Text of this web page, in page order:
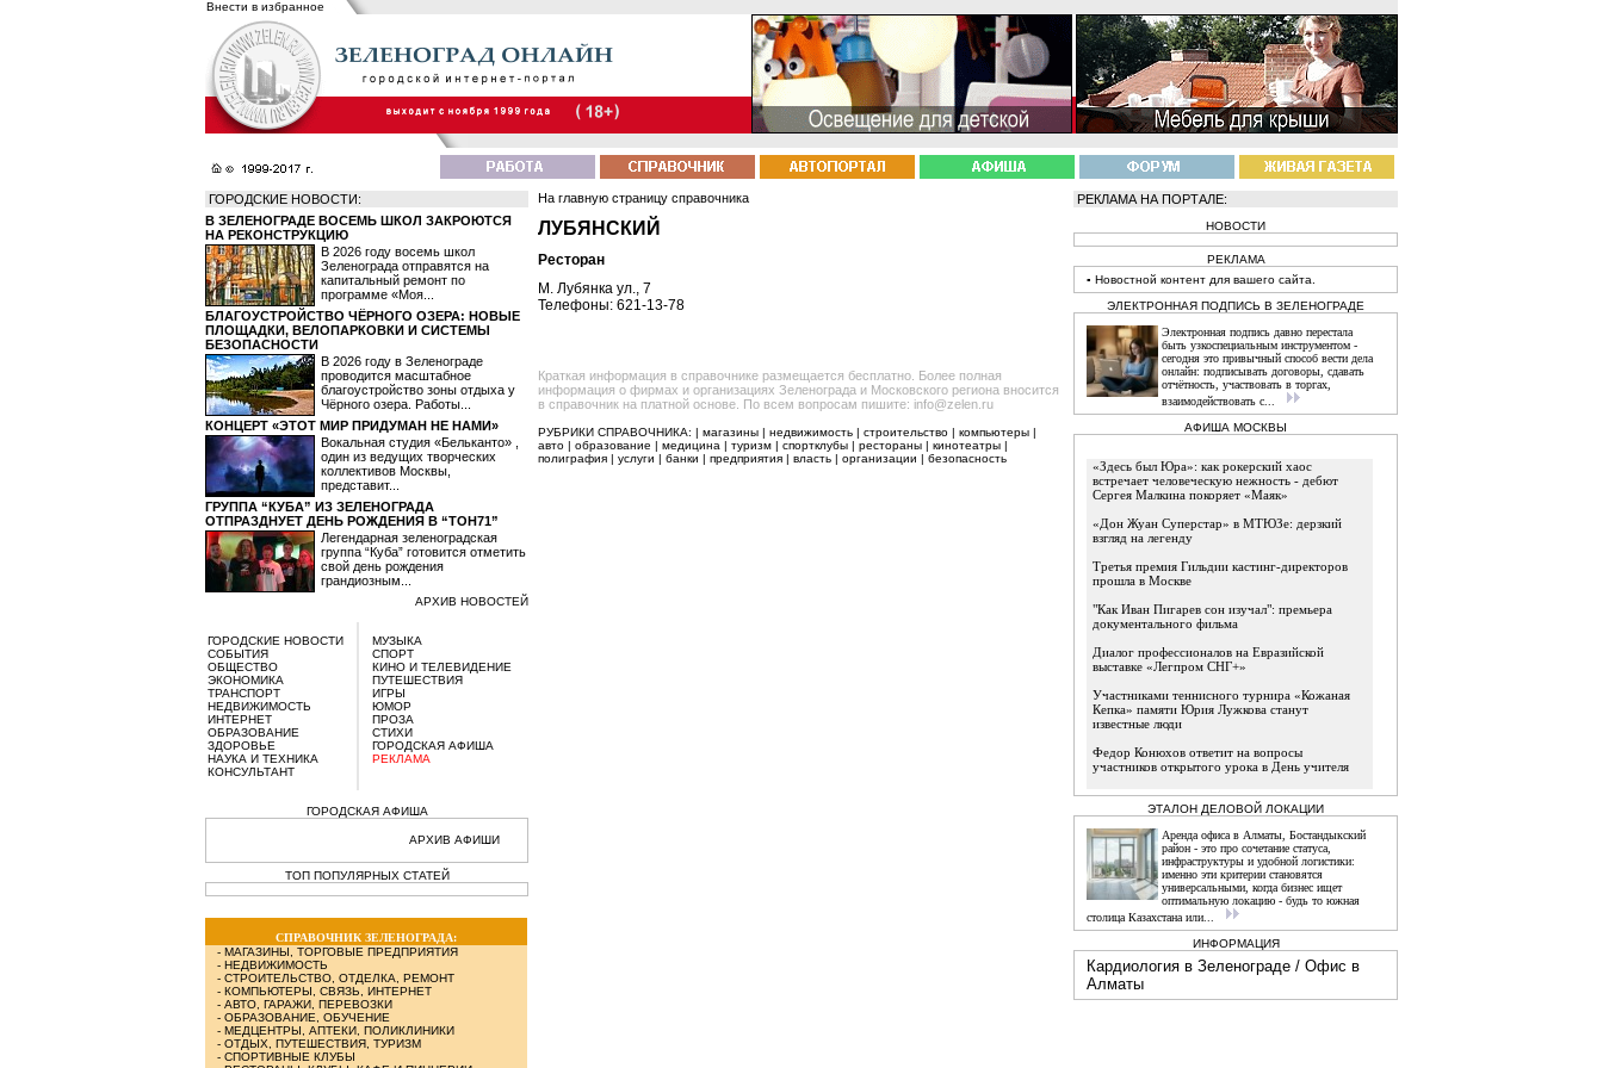
Внести в избранное
ГОРОДСКИЕ НОВОСТИ:
В ЗЕЛЕНОГРАДЕ ВОСЕМЬ ШКОЛ ЗАКРОЮТСЯ
НА РЕКОНСТРУКЦИЮ
В 2026 году восемь школ
Зеленограда отправятся на
капитальный ремонт по
программе «Моя...
БЛАГОУСТРОЙСТВО ЧЁРНОГО ОЗЕРА: НОВЫЕ
ПЛОЩАДКИ, ВЕЛОПАРКОВКИ И СИСТЕМЫ
БЕЗОПАСНОСТИ
В 2026 году в Зеленограде
проводится масштабное
благоустройство зоны отдыха у
Чёрного озера. Работы...
КОНЦЕРТ «ЭТОТ МИР ПРИДУМАН НЕ НАМИ»
Вокальная студия «Бельканто» ,
один из ведущих творческих
коллективов Москвы,
представит...
ГРУППА “КУБА” ИЗ ЗЕЛЕНОГРАДА
ОТПРАЗДНУЕТ ДЕНЬ РОЖДЕНИЯ В “ТОН71”
Легендарная зеленоградская
группа “Куба” готовится отметить
свой день рождения
грандиозным...
АРХИВ НОВОСТЕЙ
ГОРОДСКИЕ НОВОСТИ
СОБЫТИЯ
ОБЩЕСТВО
ЭКОНОМИКА
ТРАНСПОРТ
НЕДВИЖИМОСТЬ
ИНТЕРНЕТ
ОБРАЗОВАНИЕ
ЗДОРОВЬЕ
НАУКА И ТЕХНИКА
КОНСУЛЬТАНТ
МУЗЫКА
СПОРТ
КИНО И ТЕЛЕВИДЕНИЕ
ПУТЕШЕСТВИЯ
ИГРЫ
ЮМОР
ПРОЗА
СТИХИ
ГОРОДСКАЯ АФИША
РЕКЛАМА
ГОРОДСКАЯ АФИША
АРХИВ АФИШИ
ТОП ПОПУЛЯРНЫХ СТАТЕЙ
СПРАВОЧНИК ЗЕЛЕНОГРАДА:
- МАГАЗИНЫ, ТОРГОВЫЕ ПРЕДПРИЯТИЯ
- НЕДВИЖИМОСТЬ
- СТРОИТЕЛЬСТВО, ОТДЕЛКА, РЕМОНТ
- КОМПЬЮТЕРЫ, СВЯЗЬ, ИНТЕРНЕТ
- АВТО, ГАРАЖИ, ПЕРЕВОЗКИ
- ОБРАЗОВАНИЕ, ОБУЧЕНИЕ
- МЕДЦЕНТРЫ, АПТЕКИ, ПОЛИКЛИНИКИ
- ОТДЫХ, ПУТЕШЕСТВИЯ, ТУРИЗМ
- СПОРТИВНЫЕ КЛУБЫ
На главную страницу справочника
ЛУБЯНСКИЙ
Ресторан
М. Лубянка ул., 7
Телефоны: 621-13-78
Краткая информация в справочнике размещается бесплатно. Более полная
информация о фирмах и организациях Зеленограда и Московского региона вносится
в справочник на платной основе. По всем вопросам пишите: info@zelen.ru
РУБРИКИ СПРАВОЧНИКА: | магазины недвижимость строительство компьютеры
авто
образование медицина туризм спортклубы рестораны кинотеатры
полиграфия
услуги банки предприятия власть организации безопасность
РЕКЛАМА НА ПОРТАЛЕ:
НОВОСТИ
РЕКЛАМА
▪ Новостной контент для вашего сайта.
ЭЛЕКТРОННАЯ ПОДПИСЬ В ЗЕЛЕНОГРАДЕ
Электронная подпись давно перестала
быть узкоспециальным инструментом -
сегодня это привычный способ вести дела
онлайн: подписывать договоры, сдавать
отчётность, участвовать в торгах,
взаимодействовать с...
АФИША МОСКВЫ
«Здесь был Юра»: как рокерский хаос
встречает человеческую нежность - дебют
Сергея Малкина покоряет «Маяк»
«Дон Жуан Суперстар» в МТЮЗе: дерзкий
взгляд на легенду
Третья премия Гильдии кастинг-директоров
прошла в Москве
"Как Иван Пигарев сон изучал": премьера
документального фильма
Диалог профессионалов на Евразийской
выставке «Легпром СНГ+»
Участниками теннисного турнира «Кожаная
Кепка» памяти Юрия Лужкова станут
известные люди
Федор Конюхов ответит на вопросы
участников открытого урока в День учителя
ЭТАЛОН ДЕЛОВОЙ ЛОКАЦИИ
Аренда офиса в Алматы, Бостандыкский
район - это про сочетание статуса,
инфраструктуры и удобной логистики:
именно эти критерии становятся
универсальными, когда бизнес ищет
оптимальную локацию - будь то южная
столица Казахстана или...
ИНФОРМАЦИЯ
Кардиология в Зеленограде / Офис в
Алматы